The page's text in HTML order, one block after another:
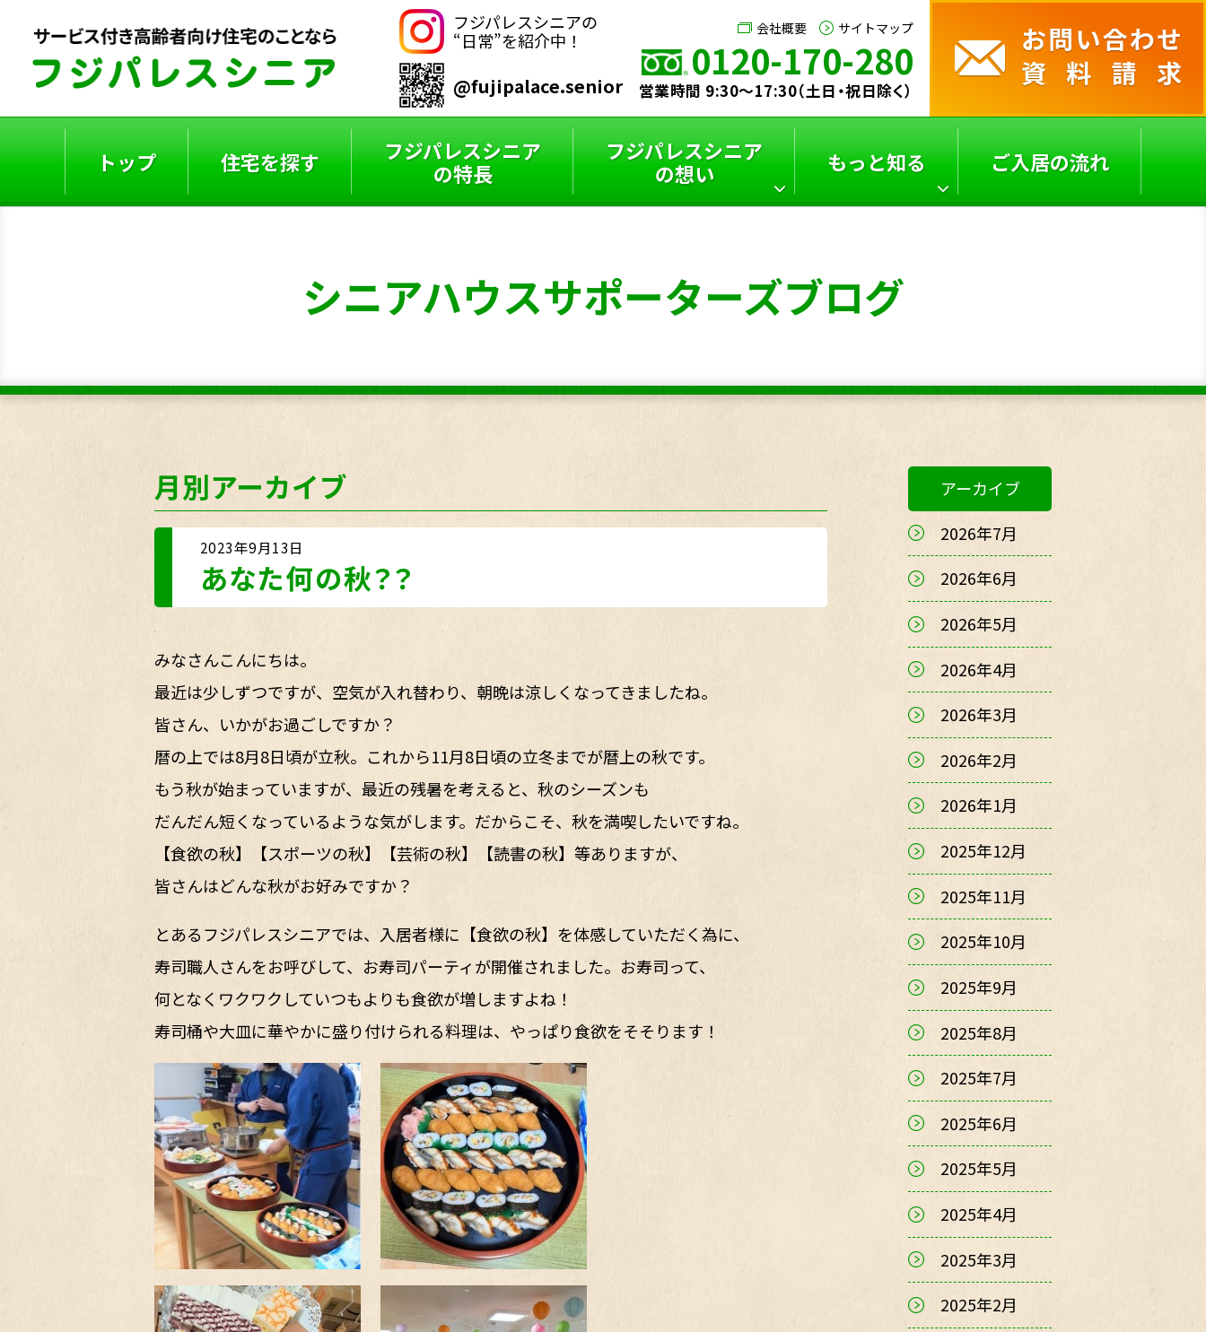
フジパレスシニアの
“日常”を紹介中！
@fujipalace.senior
会社概要 サイトマップ
0120-170-280
営業時間 9:30～17:30（土日・祝日除く）
トップ 住宅を探す
フジパレスシニア
の特長
フジパレスシニア
の想い
サポーターズブログ
特選コラム
もっと知る
スタッフインタビュー
フジパレスシニアと
は？
サービス付き高齢者向
け
住宅の選び方
ご入居の流れ
シニアハウスサポーターズブログ
月別アーカイブ
2023年9月13日
あなた何の秋？？
みなさんこんにちは。
最近は少しずつですが、空気が入れ替わり、朝晩は涼しくなってきましたね。
皆さん、いかがお過ごしですか？
暦の上では8月8日頃が立秋。これから11月8日頃の立冬までが暦上の秋です。
もう秋が始まっていますが、最近の残暑を考えると、秋のシーズンも
だんだん短くなっているような気がします。だからこそ、秋を満喫したいですね。
【食欲の秋】【スポーツの秋】【芸術の秋】【読書の秋】等ありますが、
皆さんはどんな秋がお好みですか？
とあるフジパレスシニアでは、入居者様に【食欲の秋】を体感していただく為に、
寿司職人さんをお呼びして、お寿司パーティが開催されました。お寿司って、
何となくワクワクしていつもよりも食欲が増しますよね！
寿司桶や大皿に華やかに盛り付けられる料理は、やっぱり食欲をそそります！
アーカイブ
2026年7月
2026年6月
2026年5月
2026年4月
2026年3月
2026年2月
2026年1月
2025年12月
2025年11月
2025年10月
2025年9月
2025年8月
2025年7月
2025年6月
2025年5月
2025年4月
2025年3月
2025年2月